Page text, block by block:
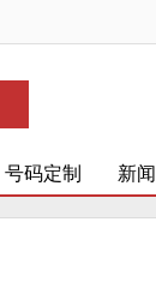
号码定制 新闻